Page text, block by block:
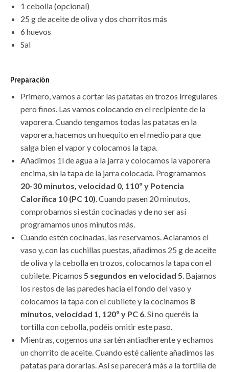
1 cebolla (opcional)
25 g de aceite de oliva y dos chorritos más
6 huevos
Sal
Preparación
Primero, vamos a cortar las patatas en trozos irregulares
pero finos. Las vamos colocando en el recipiente de la
vaporera. Cuando tengamos todas las patatas en la
vaporera, hacemos un huequito en el medio para que
salga bien el vapor y colocamos la tapa.
Añadimos 1l de agua a la jarra y colocamos la vaporera
encima, sin la tapa de la jarra colocada. Programamos
20-30 minutos, velocidad 0, 110º y Potencia
Calorífica 10 (PC 10). Cuando pasen 20 minutos,
comprobamos si están cocinadas y de no ser así
programamos unos minutos más.
Cuando estén cocinadas, las reservamos. Aclaramos el
vaso y, con las cuchillas puestas, añadimos 25 g de aceite
de oliva y la cebolla en trozos, colocamos la tapa con el
cubilete. Picamos 5 segundos en velocidad 5. Bajamos
los restos de las paredes hacia el fondo del vaso y
colocamos la tapa con el cubilete y la cocinamos 8
minutos, velocidad 1, 120º y PC 6. Si no queréis la
tortilla con cebolla, podéis omitir este paso.
Mientras, cogemos una sartén antiadherente y echamos
un chorrito de aceite. Cuando esté caliente añadimos las
patatas para dorarlas. Así se parecerá más a la tortilla de